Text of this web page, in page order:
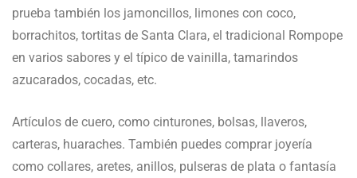
prueba también los jamoncillos, limones con coco,
borrachitos, tortitas de Santa Clara, el tradicional Rompope
en varios sabores y el típico de vainilla, tamarindos
azucarados, cocadas, etc.
Artículos de cuero, como cinturones, bolsas, llaveros,
carteras, huaraches. También puedes comprar joyería
como collares, aretes, anillos, pulseras de plata o fantasía